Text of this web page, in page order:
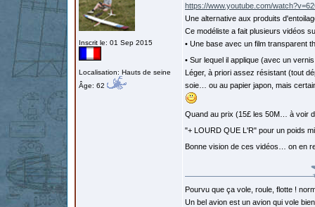
Inscrit le: 01 Sep 2015
Localisation: Hauts de seine
Âge: 62
https://www.youtube.com/
Une alternative aux produits
Ce modéliste a fait plusieurs vidéos
• Une base avec un film transparent
• Sur lequel il applique (avec un
Léger, à priori assez résistant (tout
soie… ou au papier japon, mais
Quand au prix (15£ les 50M… à voir
"+ LOURD QUE L'R" pour un poids
Bonne vision de ces vidéos… on en
Pourvu que ça vole, roule, flotte !
Un bel avion est un avion qui vole